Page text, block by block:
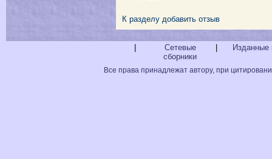
К разделу добавить отзыв
Сетевые
сборники
Изданные
Все права принадлежат автору, при